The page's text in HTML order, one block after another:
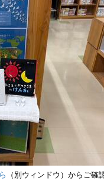
（別ウィンドウ）からご確